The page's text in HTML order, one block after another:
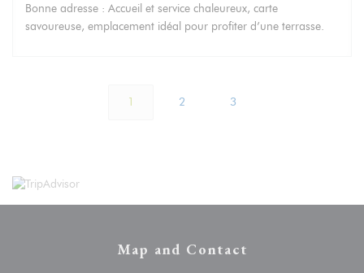
Bonne adresse : Accueil et service chaleureux, carte
savoureuse, emplacement idéal pour profiter d’une terrasse.
1 2 3
Map and Contact